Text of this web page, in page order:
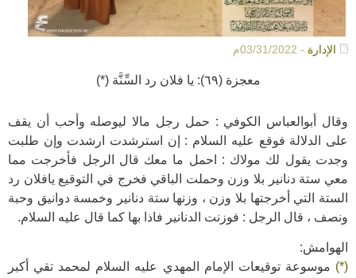
الإدارة - 03/31/2022م
معجزة (٦٩): يا فلان رد السِّنَّة (*)
وقال أبوالعباس الكوفي : حمل رجل مالا ليوصله وأحب أن يقف
على الدلالة فوقع عليه السلام : إن استرشدت ارشدت وإن طلبت
وجدت يقول لك مولاك : احمل ما معك قال الرجل فأخرجت مما
معي ستة دنانير بلا وزن وحملت الباقي فخرج في التوقيع يافلان رد
الستة التي أخرجتها بلا وزن ، وزنها ستة دنانير وخمسة دوانيق وحبة
ونصف ، قال الرجل : فوزنت الدنانير فاذا بها كما قال عليه السلام.
الهوامش:
(*) موسوعة توقيعات الإمام المهدي عليه السلام لمحمد تقي أكبر